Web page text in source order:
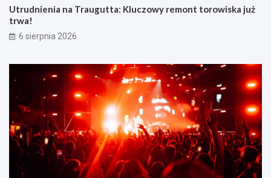
Utrudnienia na Traugutta: Kluczowy remont torowiska już
trwa!
6 sierpnia 2026